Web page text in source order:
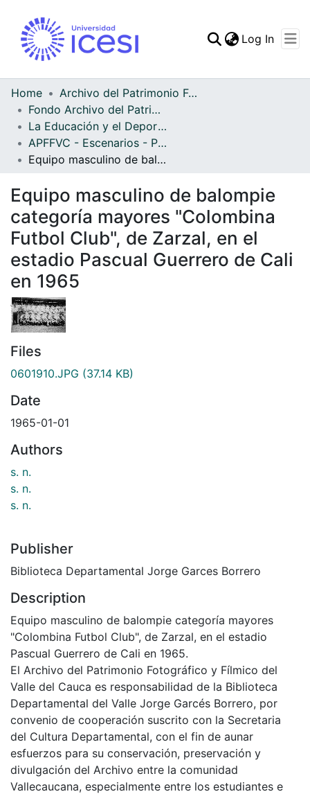
Log In
Home
Archivo del Patrimonio Fotográfico y Fílmico del Valle del Cauca
Fondo Archivo del Patrimonio Fotográfico y Fílmico del Valle del Cauca
La Educación y el Deporte
APFFVC - Escenarios - Patrimonial
Equipo masculino de balompie categoría mayores "Colombina Futbol Club", de Zarzal, en el estadio Pascual Guerrero de Cali en 1965
Equipo masculino de balompie
categoría mayores "Colombina
Futbol Club", de Zarzal, en el
estadio Pascual Guerrero de Cali
en 1965
Files
0601910.JPG (37.14 KB)
Date
1965-01-01
Authors
s. n.
s. n.
s. n.
Publisher
Biblioteca Departamental Jorge Garces Borrero
Description
Equipo masculino de balompie categoría mayores
"Colombina Futbol Club", de Zarzal, en el estadio
Pascual Guerrero de Cali en 1965.
El Archivo del Patrimonio Fotográfico y Fílmico del
Valle del Cauca es responsabilidad de la Biblioteca
Departamental del Valle Jorge Garcés Borrero, por
convenio de cooperación suscrito con la Secretaria
del Cultura Departamental, con el fin de aunar
esfuerzos para su conservación, preservación y
divulgación del Archivo entre la comunidad
Vallecaucana, especialmente entre los estudiantes e